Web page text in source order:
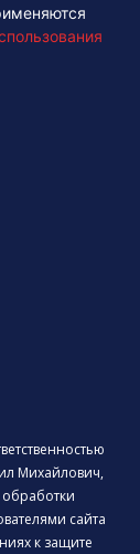
Михайлович,
сайта
к защите